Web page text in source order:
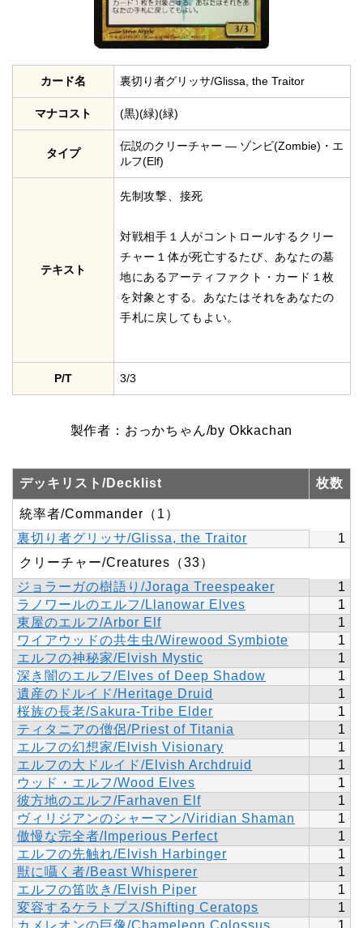
カード名 裏切り者グリッサ/Glissa, the Traitor
マナコスト (黒)(緑)(緑)
タイプ
伝説のクリーチャー — ゾンビ(Zombie)・エ
ルフ(Elf)
テキスト
先制攻撃、接死
対戦相手１人がコントロールするクリー
チャー１体が死亡するたび、あなたの墓
地にあるアーティファクト・カード１枚
を対象とする。あなたはそれをあなたの
手札に戻してもよい。
P/T 3/3
製作者：おっかちゃん/by Okkachan
デッキリスト/Decklist 枚数
統率者/Commander（1）
裏切り者グリッサ/Glissa, the Traitor
1
クリーチャー/Creatures（33）
ジョラーガの樹語り/Joraga Treespeaker
1
ラノワールのエルフ/Llanowar Elves
1
東屋のエルフ/Arbor Elf
1
ワイアウッドの共生虫/Wirewood Symbiote
1
エルフの神秘家/Elvish Mystic
1
深き闇のエルフ/Elves of Deep Shadow
1
遺産のドルイド/Heritage Druid
1
桜族の長老/Sakura-Tribe Elder
1
ティタニアの僧侶/Priest of Titania
1
エルフの幻想家/Elvish Visionary
1
エルフの大ドルイド/Elvish Archdruid
1
ウッド・エルフ/Wood Elves
1
彼方地のエルフ/Farhaven Elf
1
ヴィリジアンのシャーマン/Viridian Shaman
1
傲慢な完全者/Imperious Perfect
1
エルフの先触れ/Elvish Harbinger
1
獣に囁く者/Beast Whisperer
1
エルフの笛吹き/Elvish Piper
1
変容するケラトプス/Shifting Ceratops
1